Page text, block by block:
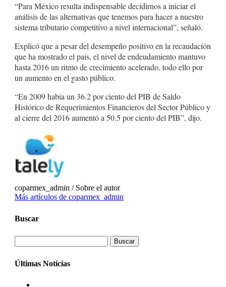
“Para México resulta indispensable decidirnos a iniciar el
análisis de las alternativas que tenemos para hacer a nuestro
sistema tributario competitivo a nivel internacional”, señaló.
Explicó que a pesar del desempeño positivo en la recaudación
que ha mostrado el país, el nivel de endeudamiento mantuvo
hasta 2016 un ritmo de crecimiento acelerado, todo ello por
un aumento en el gasto público.
“En 2009 había un 36.2 por ciento del PIB de Saldo
Histórico de Requerimientos Financieros del Sector Público y
al cierre del 2016 aumentó a 50.5 por ciento del PIB”, dijo.
coparmex_admin / Sobre el autor
Más artículos de coparmex_admin
Buscar
Buscar
Últimas Noticias